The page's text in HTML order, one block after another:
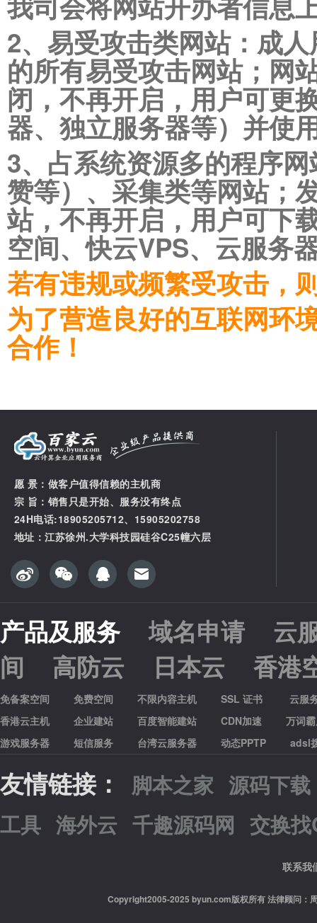
2、易受攻击类网站：成
的所有易受攻击网站；网
闭，不再开启，用户可更
器、独立服务器等）并使
3、占系统资源多的程序
赞等）、采集类等网站；
站，不再开启，用户可下
空间、快云VPS、云服务
若有违规或频繁受攻击，
为了营造良好的互联网环
合作！
愿 景：做客户值得信赖的主机商
宗 旨：销售只是开始、服务没有终点
24H电话:18905205712、15905202758
地址：江苏徐州.大学科技园硅谷C25幢六层
产品及服务 域名申请
云
间
高防云 日本云 香港
免备案空间 免费空间 不限内容主机 SSL 证书
云服
香港云主机
企业建站 百度智能建站 CDN加速
万词
游戏服务器
短信服务 台湾云服务器 动态PPTP adsl
友情链接： 脚本之家 源码下载
工具 海外云 千趣源码网 交换
联系我
Copyright2005-2025 byun.com版权所有 法律顾问：